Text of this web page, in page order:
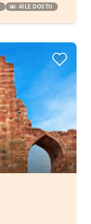
AILE DOSTU